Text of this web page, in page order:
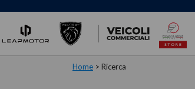
Home > Ricerca